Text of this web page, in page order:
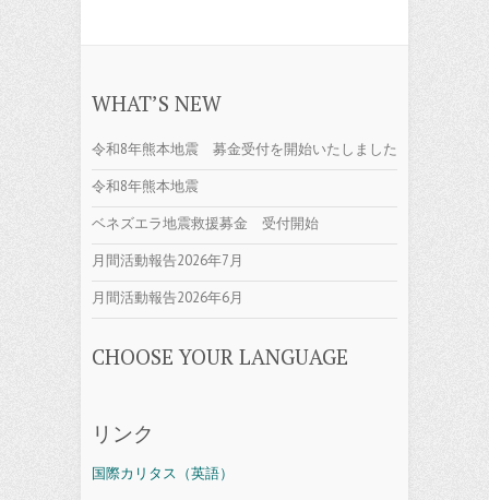
WHAT’S NEW
令和8年熊本地震 募金受付を開始いたしました
令和8年熊本地震
ベネズエラ地震救援募金 受付開始
月間活動報告2026年7月
月間活動報告2026年6月
CHOOSE YOUR LANGUAGE
リンク
国際カリタス（英語）